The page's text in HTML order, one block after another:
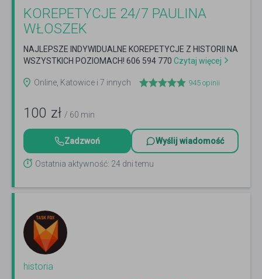
KOREPETYCJE 24/7 PAULINA
WŁOSZEK
NAJLEPSZE INDYWIDUALNE KOREPETYCJE Z HISTORII NA
WSZYSTKICH POZIOMACH! 606 594 770 Czytaj więcej
Online, Katowice i 7 innych 945 opinii
100 zł / 60 min
Zadzwoń Wyślij wiadomość
Ostatnia aktywność: 24 dni temu
historia